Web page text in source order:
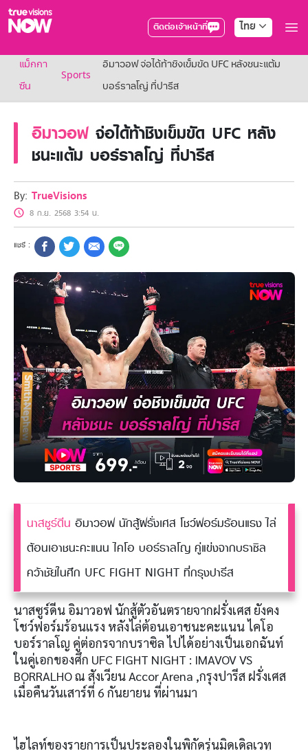
ติดต่อเจ้าหน้าที่ ไทย
True AF2026
แพ็กเกจ
NOW SPORTS
NOW Muay Thai
แพ็กเกจทรูวิชันส์นาวทั้งหมด
เคเบิลและจานดาวเทียม
สิทธิพิเศษ
สิทธิพิเศษลูกค้าทรูวิชั่นส์
Showtime
HoReCa
แพ็กเกจสำหรับผู้ประกอบการ
หาร้านร่วมรายการ
FAQs
แม็กกา
ซีน
Sports
อิมาวอฟ จ่อได้ท้าชิงเข็มขัด UFC หลังชนะแต้ม
บอร์ราลโญ่ ที่ปารีส
อิมาวอฟ จ่อได้ท้าชิงเข็มขัด UFC หลัง
ชนะแต้ม บอร์ราลโญ่ ที่ปารีส
By: TrueVisions
8 ก.ย. 2568 3:54 น.
นาสซูร์ดีน อิมาวอฟ นักสู้ฝรั่งเศส โชว์ฟอร์มร้อนแรง ไล่
ต้อนเอาชนะคะแนน ไคโอ บอร์ราลโญ คู่แข่งจากบราซิล
คว้าชัยในศึก UFC FIGHT NIGHT ที่กรุงปารีส
นาสซูร์ดีน อิมาวอฟ นักสู้ตัวอันตรายจากฝรั่งเศส ยังคง
โชว์ฟอร์มร้อนแรง หลังไล่ต้อนเอาชนะคะแนน ไคโอ
บอร์ราลโญ คู่ต่อกรจากบราซิล ไปได้อย่างเป็นเอกฉันท์
ในคู่เอกของศึก UFC FIGHT NIGHT : IMAVOV VS
BORRALHO ณ สังเวียน Accor Arena ,กรุงปารีส ฝรั่งเศส
เมื่อคืนวันเสาร์ที่ 6 กันยายน ที่ผ่านมา
ไฮไลท์ของรายการเป็นประลองในพิกัดรุ่นมิดเดิลเวท